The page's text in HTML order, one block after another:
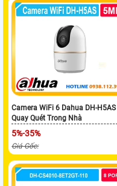
Camera WiFi 6 Dahua DH-H5AS
Quay Quét Trong Nhà
5%-35%
Giá Gốc: